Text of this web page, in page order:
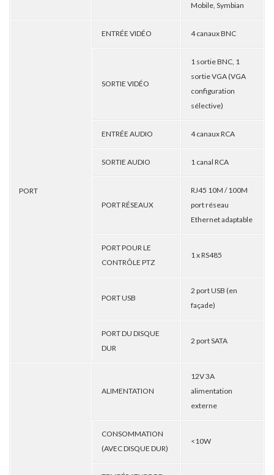
Mobile, Symbian
PORT
ENTRÉE VIDÉO 4 canaux BNC
SORTIE VIDÉO
1 sortie BNC, 1
sortie VGA (VGA
configuration
sélective)
ENTRÉE AUDIO 4 canaux RCA
SORTIE AUDIO 1 canal RCA
PORT RÉSEAUX
RJ45 10M / 100M
port réseau
Ethernet adaptable
PORT POUR LE
CONTRÔLE PTZ
1 x RS485
PORT USB
2 port USB (en
façade)
PORT DU DISQUE
DUR
2 port SATA
ALIMENTATION
12V 3A
alimentation
externe
CONSOMMATION
(AVEC DISQUE DUR)
<10W